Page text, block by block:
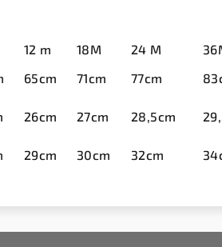
12 m 18M 24 M
65cm 71cm 77cm
26cm 27cm 28,5cm
29cm 30cm 32cm